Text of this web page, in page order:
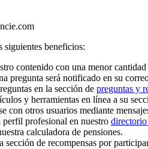
siguientes beneficios:
contenido con una menor cantidad
pregunta será notificado en su
en la sección de preguntas y
y herramientas en línea a su
con otros usuarios mediante
perfil profesional en nuestro
calculadora de pensiones.
sección de recompensas por